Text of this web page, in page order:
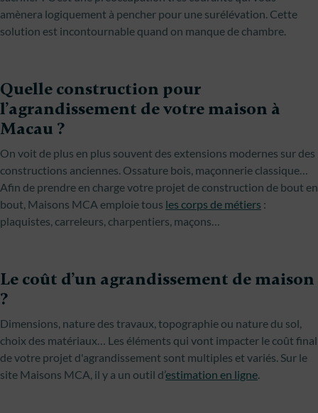
amènera logiquement à pencher pour une surélévation. Cette
solution est incontournable quand on manque de chambre.
Quelle construction pour
l’agrandissement de votre maison à
Macau ?
On voit de plus en plus souvent des extensions modernes sur des
constructions anciennes. Ossature bois, maçonnerie classique…
Afin de prendre en charge votre projet de construction de bout en
bout, Maisons MCA emploie tous les corps de métiers :
plaquistes, carreleurs, charpentiers, maçons…
Le coût d’un agrandissement de maison
?
Dimensions, nature des travaux, topographie ou nature du sol,
choix des matériaux… Les éléments qui vont impacter le coût final
de votre projet d'agrandissement sont multiples et variés. Sur le
site Maisons MCA, il y a un outil d’estimation en ligne.